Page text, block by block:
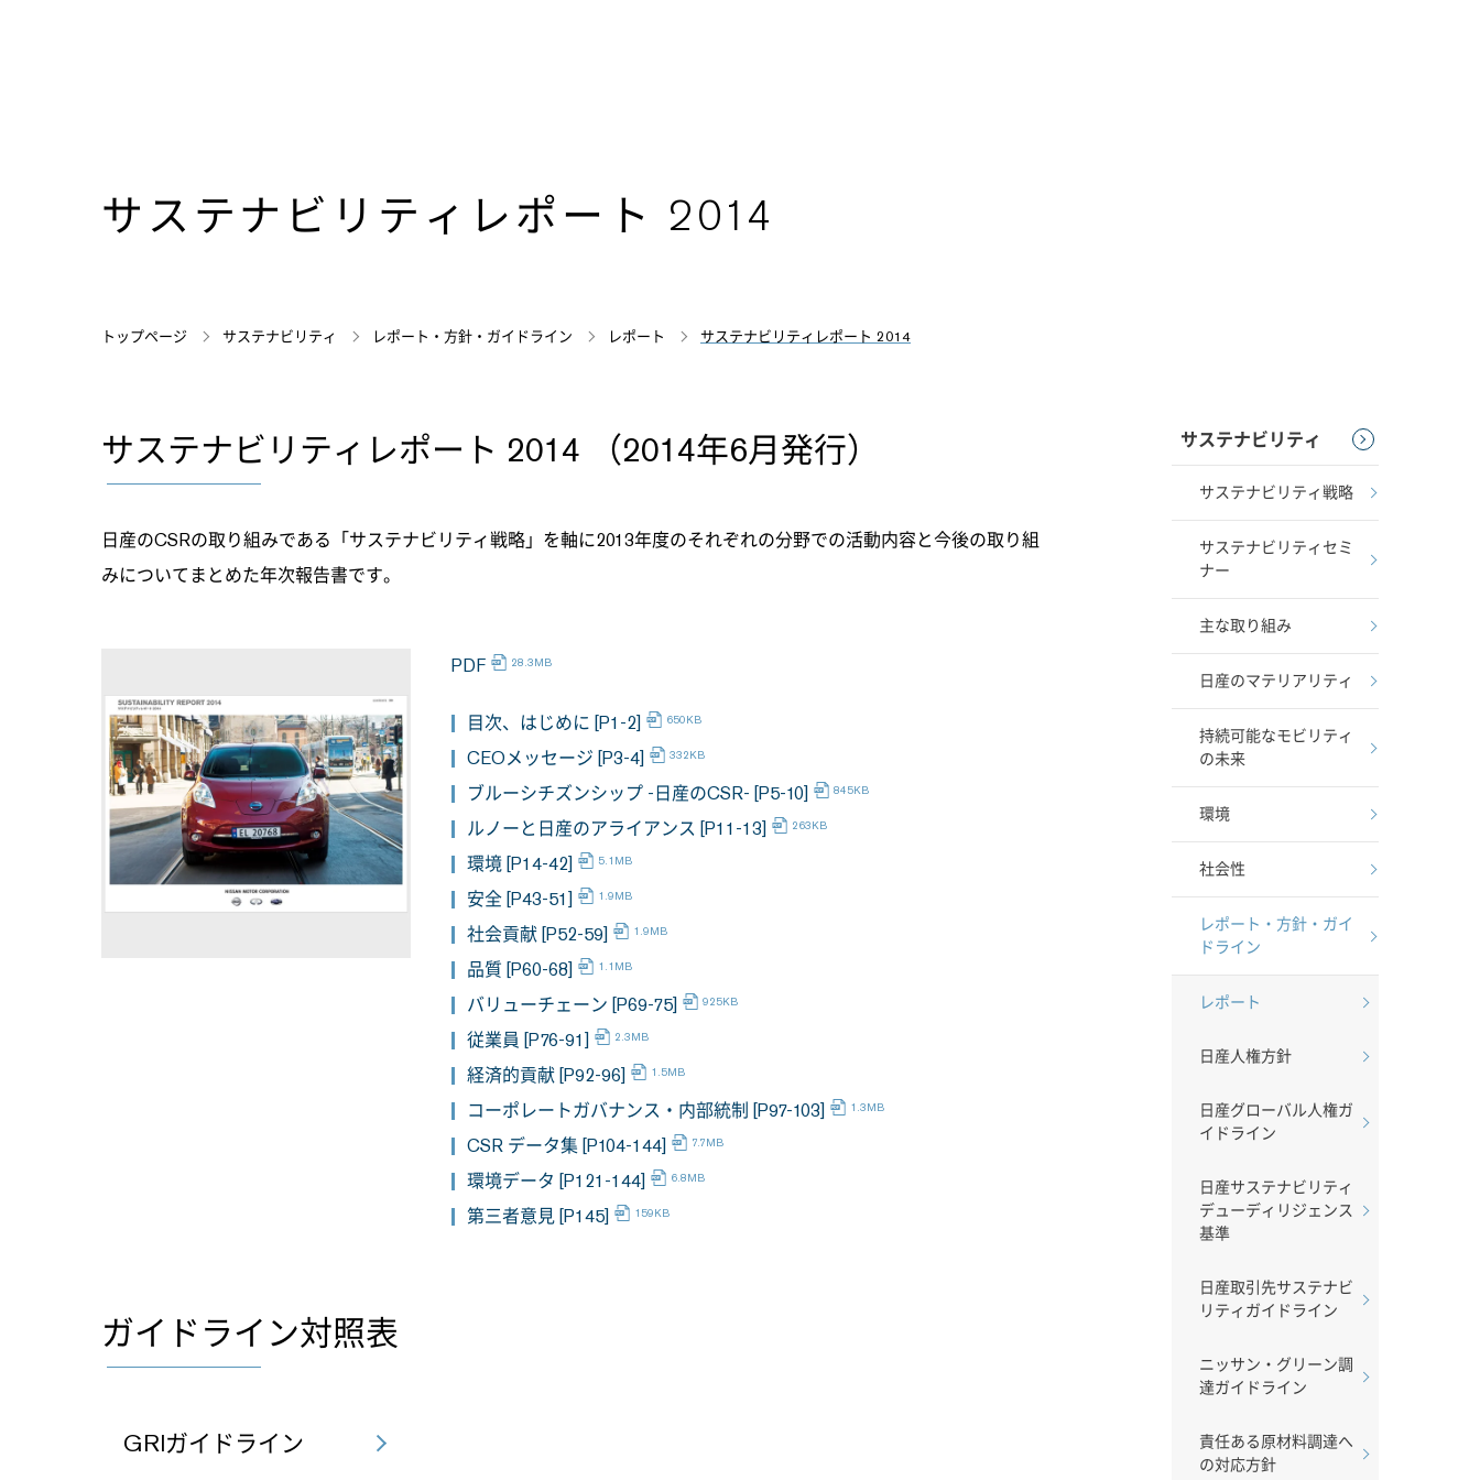
サステナビリティレポート 2014
トップページ サステナビリティ レポート・方針・ガイドライン レポート サステナビリティレポート 2014
サステナビリティレポート 2014 （2014年6月発行）
日産のCSRの取り組みである「サステナビリティ戦略」を軸に2013年度のそれぞれの分野での活動内容と今後の取り組
みについてまとめた年次報告書です。
PDF
目次、はじめに [P1-2]
CEOメッセージ [P3-4]
ブルーシチズンシップ -日産のCSR- [P5-10]
ルノーと日産のアライアンス [P11-13]
環境 [P14-42]
安全 [P43-51]
社会貢献 [P52-59]
品質 [P60-68]
バリューチェーン [P69-75]
従業員 [P76-91]
経済的貢献 [P92-96]
コーポレートガバナンス・内部統制 [P97-103]
CSR データ集 [P104-144]
環境データ [P121-144]
第三者意見 [P145]
ガイドライン対照表
GRIガイドライン
サステナビリティ
サステナビリティ戦略
サステナビリティセミ
ナー
主な取り組み
日産のマテリアリティ
持続可能なモビリティ
の未来
環境
社会性
レポート・方針・ガイ
ドライン
レポート
日産人権方針
日産グローバル人権ガ
イドライン
日産サステナビリティ
デューディリジェンス
基準
日産取引先サステナビ
リティガイドライン
ニッサン・グリーン調
達ガイドライン
責任ある原材料調達へ
の対応方針